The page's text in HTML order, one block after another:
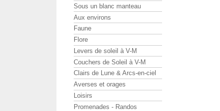
Sous un blanc manteau
Aux environs
Faune
Flore
Levers de soleil à V-M
Couchers de Soleil à V-M
Clairs de Lune & Arcs-en-ciel
Averses et orages
Loisirs
Promenades - Randos